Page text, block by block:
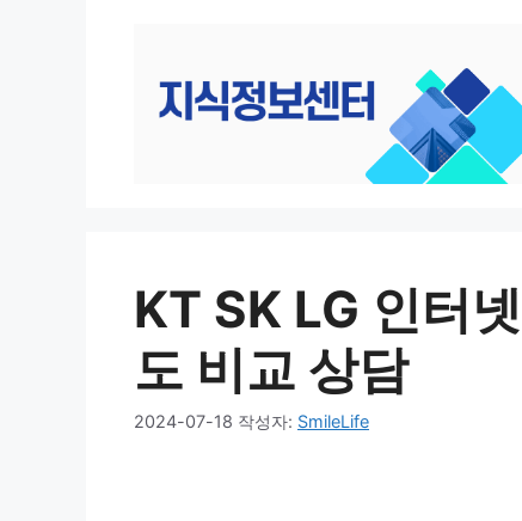
KT SK LG 인터
도 비교 상담
2024-07-18 작성자: SmileLife